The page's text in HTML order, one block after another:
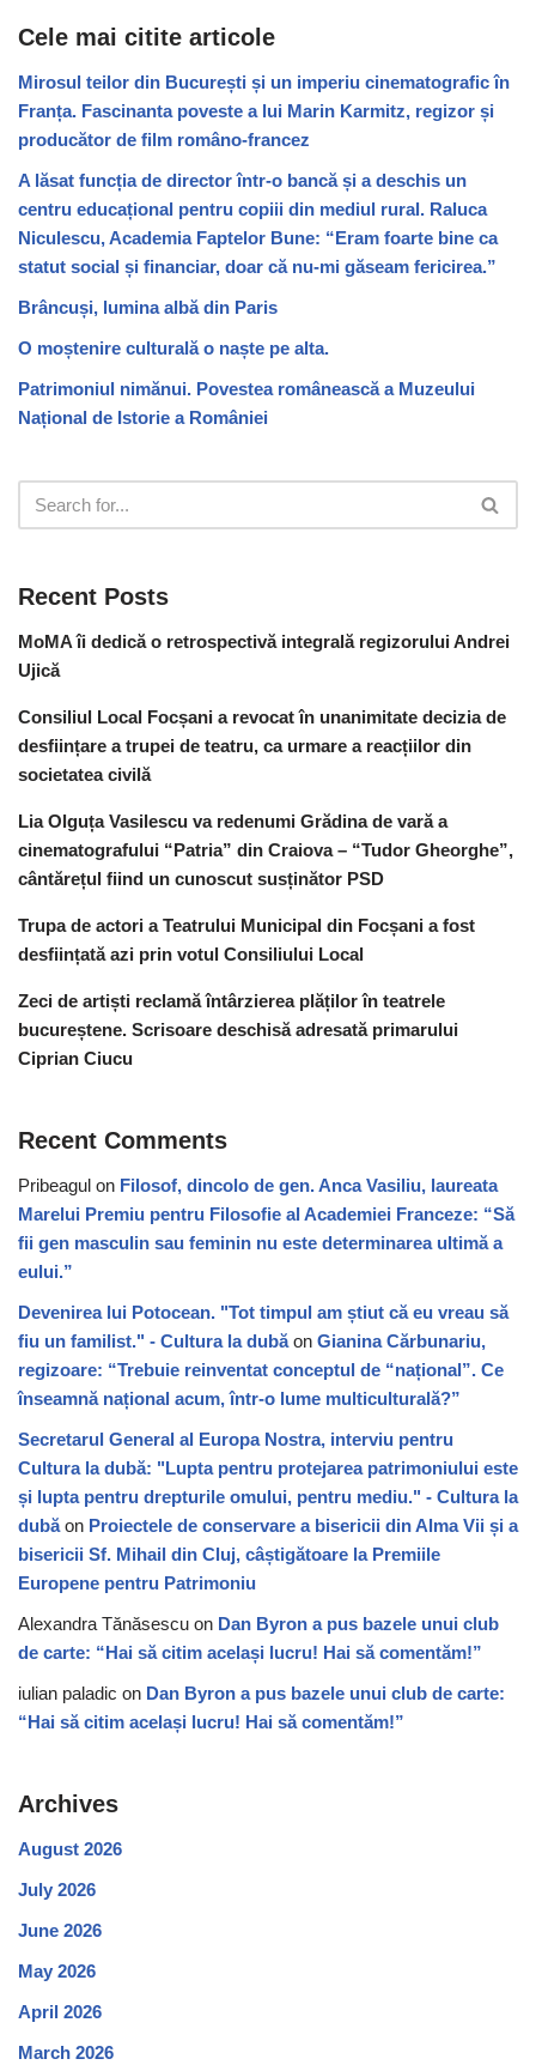
Cele mai citite articole
Mirosul teilor din București și un imperiu cinematografic în
Franța. Fascinanta poveste a lui Marin Karmitz, regizor și
producător de film româno-francez
A lăsat funcția de director într-o bancă și a deschis un
centru educațional pentru copiii din mediul rural. Raluca
Niculescu, Academia Faptelor Bune: “Eram foarte bine ca
statut social și financiar, doar că nu-mi găseam fericirea.”
Brâncuși, lumina albă din Paris
O moștenire culturală o naște pe alta.
Patrimoniul nimănui. Povestea românească a Muzeului
Național de Istorie a României
Recent Posts
MoMA îi dedică o retrospectivă integrală regizorului Andrei
Ujică
Consiliul Local Focșani a revocat în unanimitate decizia de
desființare a trupei de teatru, ca urmare a reacțiilor din
societatea civilă
Lia Olguța Vasilescu va redenumi Grădina de vară a
cinematografului “Patria” din Craiova – “Tudor Gheorghe”,
cântărețul fiind un cunoscut susținător PSD
Trupa de actori a Teatrului Municipal din Focșani a fost
desființată azi prin votul Consiliului Local
Zeci de artiști reclamă întârzierea plăților în teatrele
bucureștene. Scrisoare deschisă adresată primarului
Ciprian Ciucu
Recent Comments
Pribeagul on Filosof, dincolo de gen. Anca Vasiliu, laureata
Marelui Premiu pentru Filosofie al Academiei Franceze: “Să
fii gen masculin sau feminin nu este determinarea ultimă a
eului.”
Devenirea lui Potocean. "Tot timpul am știut că eu vreau să
fiu un familist." - Cultura la dubăon Gianina Cărbunariu,
regizoare: “Trebuie reinventat conceptul de “național”. Ce
înseamnă național acum, într-o lume multiculturală?”
Secretarul General al Europa Nostra, interviu pentru
Cultura la dubă: "Lupta pentru protejarea patrimoniului este
și lupta pentru drepturile omului, pentru mediu." - Cultura la
dubăon Proiectele de conservare a bisericii din Alma Vii și a
bisericii Sf. Mihail din Cluj, câștigătoare la Premiile
Europene pentru Patrimoniu
Alexandra Tănăsescu on Dan Byron a pus bazele unui club
de carte: “Hai să citim același lucru! Hai să comentăm!”
iulian paladic on Dan Byron a pus bazele unui club de carte:
“Hai să citim același lucru! Hai să comentăm!”
Archives
August 2026
July 2026
June 2026
May 2026
April 2026
March 2026